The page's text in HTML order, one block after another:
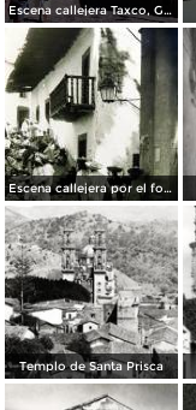
Escena callejera Taxco, Guerrero 1967.
Escena callejera por el fotografo Hugo Brehme.
Templo de Santa Prisca